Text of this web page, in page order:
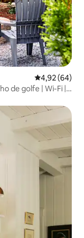
4,92 de uma
4,92 (64)
de golfe | Wi-Fi |